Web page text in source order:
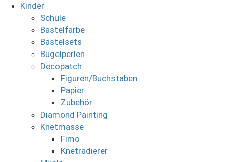
Kinder
Schule
Bastelfarbe
Bastelsets
Bügelperlen
Decopatch
Figuren/Buchstaben
Papier
Zubehör
Diamond Painting
Knetmasse
Fimo
Knetradierer